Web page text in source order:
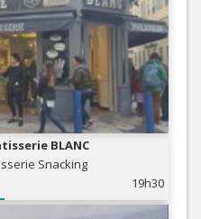
BLANC
Snacking
19h30